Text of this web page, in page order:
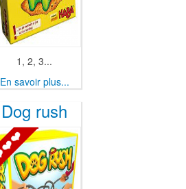
1, 2, 3...
En savoir plus...
Dog rush